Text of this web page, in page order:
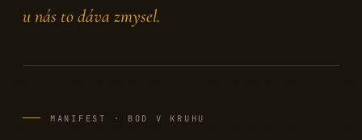
u nás to dáva zmysel.
MANIFEST · BOD V KRUHU